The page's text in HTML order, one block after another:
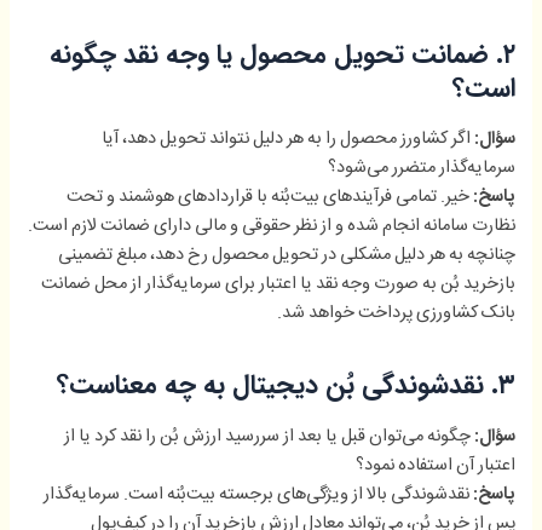
۲. ضمانت تحویل محصول یا وجه نقد چگونه
است؟
سؤال: اگر کشاورز محصول را به هر دلیل نتواند تحویل دهد، آیا
سرمایه‌گذار متضرر می‌شود؟
پاسخ:خیر. تمامی فرآیندهای بیت‌بُنه با قراردادهای هوشمند و تحت
نظارت سامانه انجام شده و از نظر حقوقی و مالی دارای ضمانت لازم است.
چنانچه به هر دلیل مشکلی در تحویل محصول رخ دهد، مبلغ تضمینی
بازخرید بُن به صورت وجه نقد یا اعتبار برای سرمایه‌گذار از محل ضمانت
بانک کشاورزی پرداخت خواهد شد.
۳. نقدشوندگی بُن دیجیتال به چه معناست؟
سؤال:چگونه می‌توان قبل یا بعد از سررسید ارزش بُن را نقد کرد یا از
اعتبار آن استفاده نمود؟
پاسخ:نقدشوندگی بالا از ویژگی‌های برجسته بیت‌بُنه است. سرمایه‌گذار
پس از خرید بُن، می‌تواند معادل ارزش بازخرید آن را در کیف‌پول